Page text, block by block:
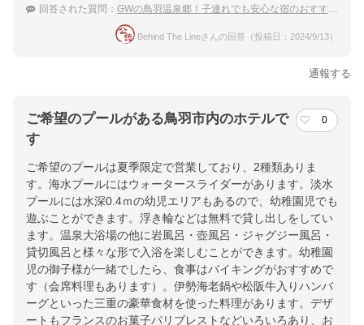
回答された質問： GWの鳥羽温泉郷！子連れでも安心な宿のおすすめは？
Behind The Lineさんの回答（投稿日：2024/9/13）
通報する
ご希望のプールがある鳥羽市内のホテルで
す
0
ご希望のプールは夏季限定で営業しており、2種類ありま
す。海水プールにはウォータースライダーがあります。淡水
プールには水深0.4ｍの幼児エリアもあるので、幼稚園児でも
遊ぶことができます。浮き輪などは無料で貸し出しをしてい
ます。温泉大浴場の他に岩風呂・壺風呂・ジャグジー風呂・
貸切風呂と様々な形で入浴を楽しむことができます。幼稚園
児の御子様が一緒でしたら、食事はバイキングがおすすめで
す（会席料理もあります）。伊勢海老鍋や松阪牛入りハンバ
ーグといった三重の豪華食材を使った料理があります。デザ
ートもフランスのお菓子パリブレストなどいろいろあり、お